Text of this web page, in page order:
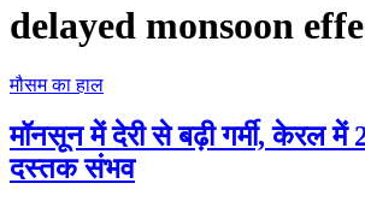
delayed monsoon
मौसम का हाल
मॉनसून में देरी से बढ़ी गर्मी, केरल
दस्तक संभव